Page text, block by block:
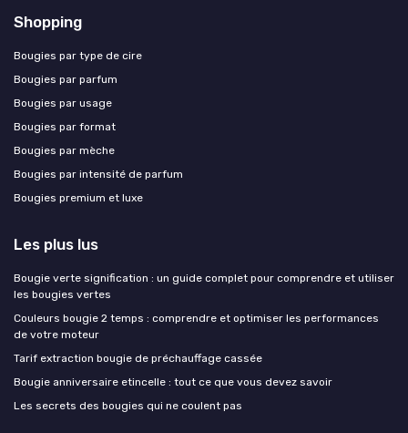
Shopping
Bougies par type de cire
Bougies par parfum
Bougies par usage
Bougies par format
Bougies par mèche
Bougies par intensité de parfum
Bougies premium et luxe
Les plus lus
Bougie verte signification : un guide complet pour comprendre et utiliser
les bougies vertes
Couleurs bougie 2 temps : comprendre et optimiser les performances
de votre moteur
Tarif extraction bougie de préchauffage cassée
Bougie anniversaire etincelle : tout ce que vous devez savoir
Les secrets des bougies qui ne coulent pas